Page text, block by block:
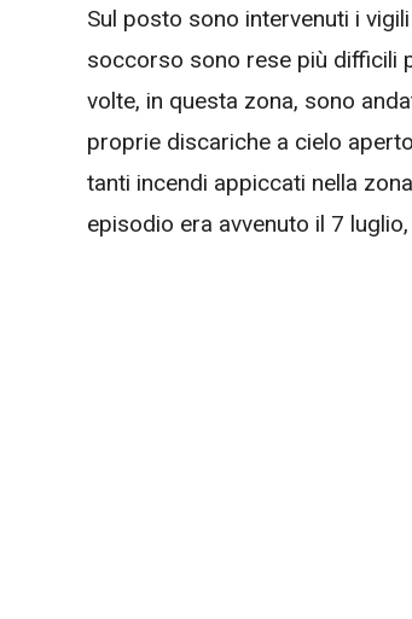
Sul posto sono intervenuti i
soccorso sono rese più difficili
volte, in questa zona, sono
proprie discariche a cielo
tanti incendi appiccati nella
episodio era avvenuto il 7